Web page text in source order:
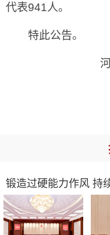
代表941人。
特此公告。
锻造过硬能力作风 持